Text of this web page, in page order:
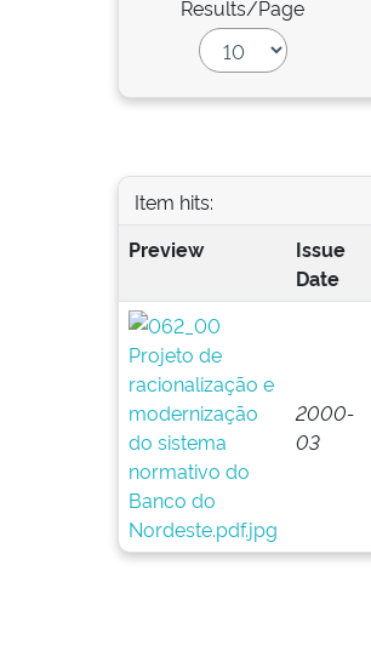
Results/Page
Item hits:
Preview
Issue
Date
2000-
03